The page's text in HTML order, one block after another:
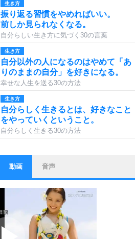
生き方
振り返る習慣をやめればいい。
前しか見られなくなる。
自分らしい生き方に気づく30の言葉
生き方
自分以外の人になるのはやめて「あ
りのままの自分」を好きになる。
幸せな人生を送る30の方法
生き方
自分らしく生きるとは、好きなこと
をやっていくということ。
自分らしく生きる30の方法
ストレス対策
他人と比べない。
いっそのこと、他人を見ない。
いらいらしない人になる30の方法
プラス思考
ポジティブになれない原因は、行動
しないから。
動画 音声